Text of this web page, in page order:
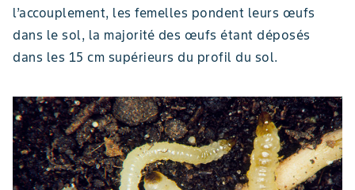
l’accouplement, les femelles pondent leurs œufs
dans le sol, la majorité des œufs étant déposés
dans les 15 cm supérieurs du profil du sol.